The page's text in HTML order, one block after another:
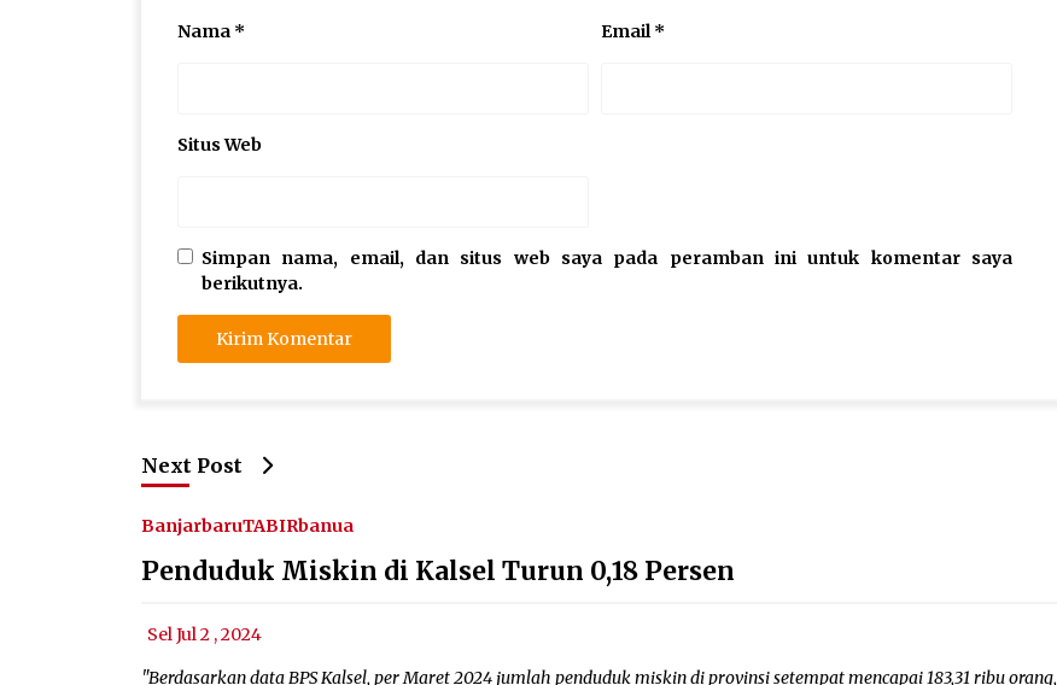
Nama * Email *
Situs Web
Simpan nama, email, dan situs web saya pada peramban ini untuk komentar saya
berikutnya.
Next Post
BanjarbaruTABIRbanua
Penduduk Miskin di Kalsel Turun 0,18 Persen
Sel Jul 2 , 2024
"Berdasarkan data BPS Kalsel, per Maret 2024 jumlah penduduk miskin di provinsi setempat mencapai 183,31 ribu orang,